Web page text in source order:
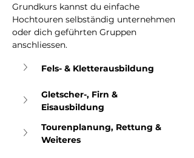
Grundkurs kannst du einfache
Hochtouren selbständig unternehmen
oder dich geführten Gruppen
anschliessen.
Fels- & Kletterausbildung
Gletscher-, Firn &
Eisausbildung
Tourenplanung, Rettung &
Weiteres